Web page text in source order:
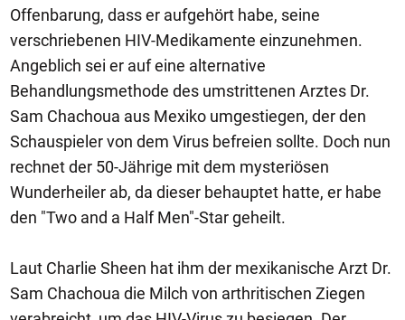
Offenbarung, dass er aufgehört habe, seine
verschriebenen HIV-Medikamente einzunehmen.
Angeblich sei er auf eine alternative
Behandlungsmethode des umstrittenen Arztes Dr.
Sam Chachoua aus Mexiko umgestiegen, der den
Schauspieler von dem Virus befreien sollte. Doch nun
rechnet der 50-Jährige mit dem mysteriösen
Wunderheiler ab, da dieser behauptet hatte, er habe
den "Two and a Half Men"-Star geheilt.
Laut Charlie Sheen hat ihm der mexikanische Arzt Dr.
Sam Chachoua die Milch von arthritischen Ziegen